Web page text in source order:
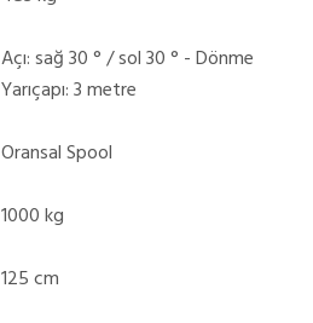
Açı: sağ 30 ° / sol 30 ° - Dönme
Yarıçapı: 3 metre
Oransal Spool
1000 kg
125 cm